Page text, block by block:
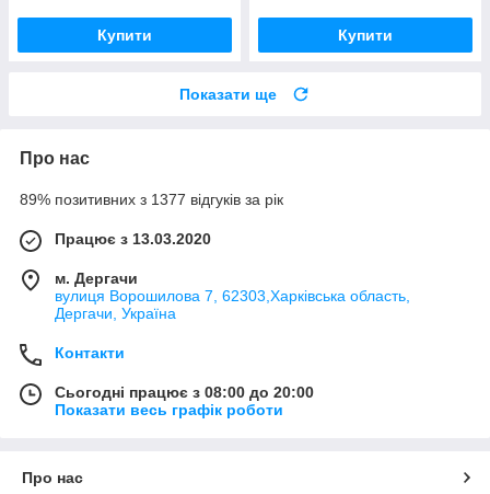
Купити Купити
Показати ще
Про нас
89% позитивних з 1377 відгуків за рік
Працює з 13.03.2020
м. Дергачи
вулиця Ворошилова 7, 62303,Харківська область,
Дергачи, Україна
Контакти
Сьогодні працює з 08:00 до 20:00
Показати весь графік роботи
Про нас